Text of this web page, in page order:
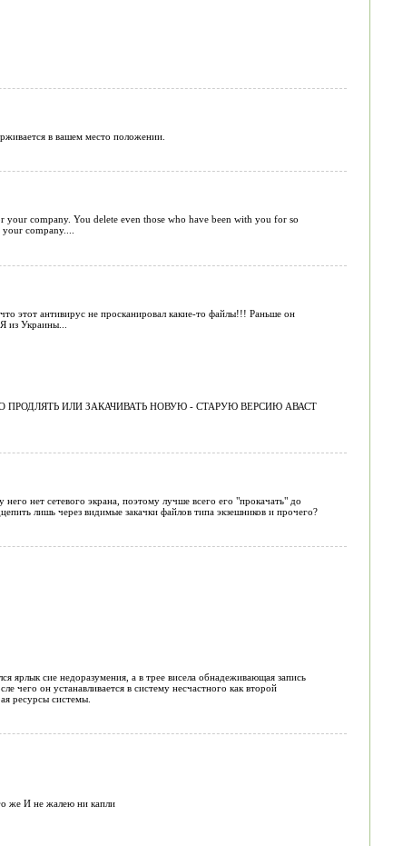
в вашем место положении.
company. You delete even those who have been with you for so
company....
этот антивирус не просканировал какие-то файлы!!! Раньше он
из Украины...
ПРОДЛЯТЬ ИЛИ ЗАКАЧИВАТЬ НОВУЮ - СТАРУЮ ВЕРСИЮ АВАСТ
нет сетевого экрана, поэтому лучше всего его "прокачать" до
лишь через видимые закачки файлов типа экзешников и прочего?
ярлык сие недоразумения, а в трее висела обнадеживающая запись
он устанавливается в систему несчастного как второй
ресурсы системы.
же И не жалею ни капли